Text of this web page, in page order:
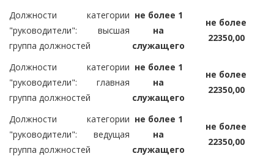
Должности категории
"руководители": высшая
группа должностей
не более 1
на
служащего
не более
22350,00
Должности категории
"руководители": главная
группа должностей
не более 1
на
служащего
не более
22350,00
Должности категории
"руководители": ведущая
группа должностей
не более 1
на
служащего
не более
22350,00